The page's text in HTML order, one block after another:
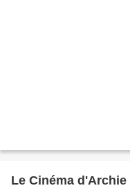
Le Cinéma d'Archie